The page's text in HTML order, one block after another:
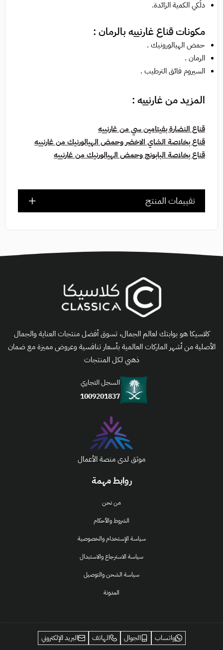
دلِّكي الكمية الزائدة.
مكونات قناع غارنييه بالرمان :
حمض الهيالورونيك .
الرمان .
السيروم فائق الترطيب .
المزيد من غارنييه :
قناع النضارة بفيتامين سي من غارنييه
قناع بخلاصة الشاي الاخضر وحمض الهيالورنيك من غارنييه
قناع بخلاصة البابونج وحمض الهيالورنيك من غارنييه
تقييمات المنتج
روابط مهمة
من نحن
الشروط والأحكام
سياسة الإستخدام والخصوصية
سياسة الاسترجاع والاستبدال
سياسة الشحن والتوصيل
المدونة
كلاسيكا هو بوابتك لعالم الجمال، تسوق أفضل منتجات العناية والجمال
الأصلية من أشهر الماركات العالمية بأسعار تنافسية وعروض مميزة مع ضمان
ذهبي لكل المنتجات
السجل التجاري
1009201837
موثق لدى منصة الأعمال
واتساب الجوال الهاتف البريد الإلكتروني